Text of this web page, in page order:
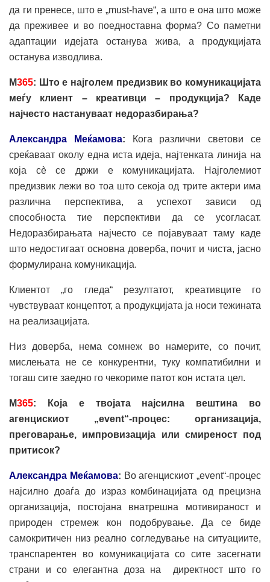
да ги пренесе, што е „must-have“, а што е она што може
да преживее и во поедноставна форма? Со паметни
адаптации идејата останува жива, а продукцијата
останува изводлива.
М365: Што е најголем предизвик во комуникацијата
меѓу клиент – креативци – продукција? Каде
најчесто настануваат недоразбирања?
Александра Меќамова:
Кога различни светови се
среќаваат околу една иста идеја, најтенката линија на
која сè се држи е комуникацијата. Најголемиот
предизвик лежи во тоа што секоја од трите актери има
различна перспектива, а успехот зависи од
способноста тие перспективи да се усогласат.
Недоразбирањата најчесто се појавуваат таму каде
што недостигаат основна доверба, почит и чиста, јасно
формулирана комуникација.
Клиентот „го гледа“ резултатот, креативците го
чувствуваат концептот, а продукцијата ја носи тежината
на реализацијата.
Низ доверба, нема сомнеж во намерите, со почит,
мислењата не се конкурентни, туку компатибилни и
тогаш сите заедно го чекориме патот кон истата цел.
М365: Којае твојата најсилна вештина во
агенцискиот „event“-процес: организација,
преговарање, импровизација или смиреност под
притисок?
Александра Меќамова: Во агенцискиот „event“-процес
најсилно доаѓа до израз комбинацијата од прецизна
организација, постојана внатрешна мотивираност и
природен стремеж кон подобрување. Да се биде
самокритичен низ реално согледување на ситуациите,
транспарентен во комуникацијата со сите засегнати
страни и со елегантна доза на директност што го